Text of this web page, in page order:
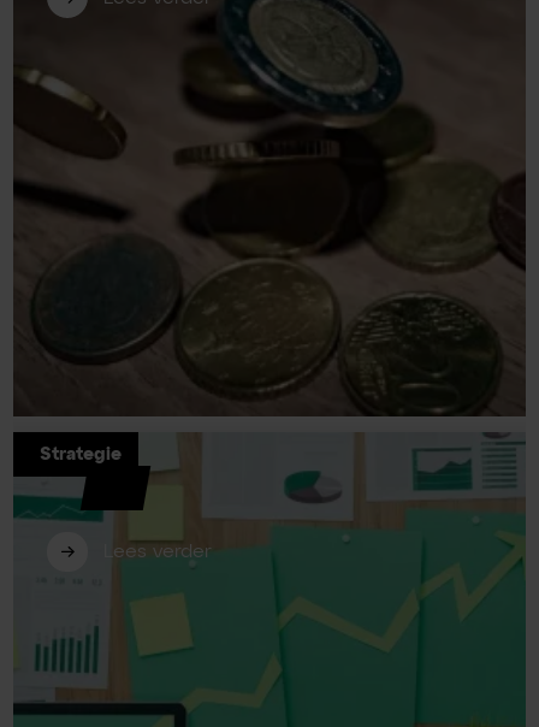
De waarde van marketing
verantwoorden
Lees verder
Strategie